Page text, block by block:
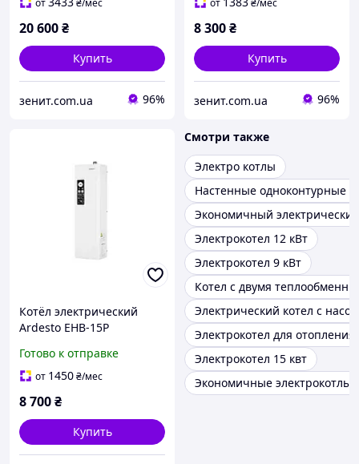
от ₴/мес
20 600₴
Купить
зенит.com.ua 96%
от ₴/мес
8 300₴
Купить
зенит.com.ua 96%
Котёл электрический
Ardesto EHB-15P
Готово к отправке
от 1450₴/мес
8 700₴
Купить
Смотри также
Электро котлы
Настенные одноконтурные
Экономичный
Электрокотел 12 кВт
Электрокотел 9 кВт
Котел с двумя
Электрический котел с
Электрокотел для
Электрокотел 15 квт
Экономичные электрокотлы